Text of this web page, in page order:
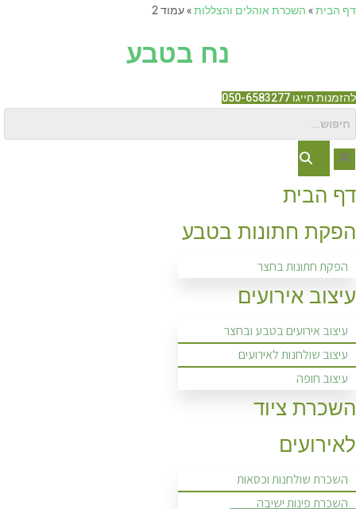
Skip
דף הבית» השכרת אוהלים והצללות»עמוד 2
נח בטבע
להזמנות חייגו 050-6583277
דף הבית
הפקת חתונות בטבע
הפקת חתונות בחצר
עיצוב אירועים
עיצוב אירועים בטבע ובחצר
עיצוב שולחנות לאירועים
עיצוב חופה
השכרת ציוד
לאירועים
השכרת שולחנות וכסאות
השכרת פינות ישיבה